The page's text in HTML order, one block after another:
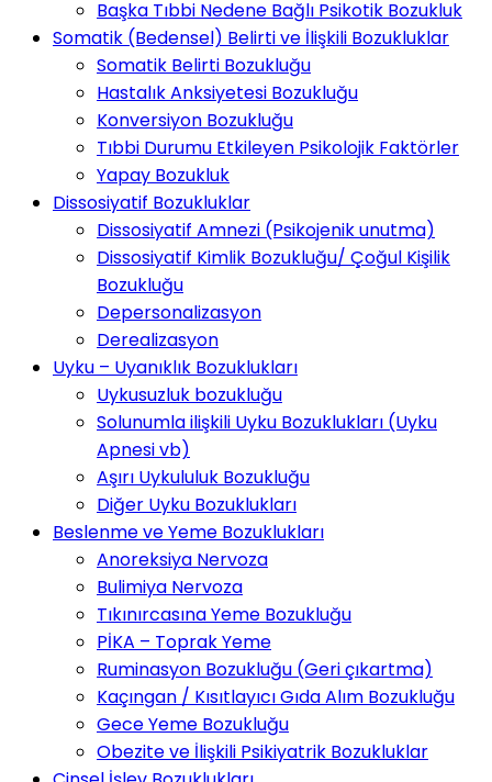
Başka Tıbbi Nedene Bağlı Psikotik Bozukluk
Somatik (Bedensel) Belirti ve İlişkili Bozukluklar
Somatik Belirti Bozukluğu
Hastalık Anksiyetesi Bozukluğu
Konversiyon Bozukluğu
Tıbbi Durumu Etkileyen Psikolojik Faktörler
Yapay Bozukluk
Dissosiyatif Bozukluklar
Dissosiyatif Amnezi (Psikojenik unutma)
Dissosiyatif Kimlik Bozukluğu/ Çoğul Kişilik
Bozukluğu
Depersonalizasyon
Derealizasyon
Uyku – Uyanıklık Bozuklukları
Uykusuzluk bozukluğu
Solunumla ilişkili Uyku Bozuklukları (Uyku
Apnesi vb)
Aşırı Uykululuk Bozukluğu
Diğer Uyku Bozuklukları
Beslenme ve Yeme Bozuklukları
Anoreksiya Nervoza
Bulimiya Nervoza
Tıkınırcasına Yeme Bozukluğu
PİKA – Toprak Yeme
Ruminasyon Bozukluğu (Geri çıkartma)
Kaçıngan / Kısıtlayıcı Gıda Alım Bozukluğu
Gece Yeme Bozukluğu
Obezite ve İlişkili Psikiyatrik Bozukluklar